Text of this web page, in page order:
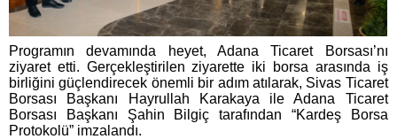
Programın devamında heyet, Adana Ticaret Borsası’nı
ziyaret etti. Gerçekleştirilen ziyarette iki borsa arasında iş
birliğini güçlendirecek önemli bir adım atılarak, Sivas Ticaret
Borsası Başkanı Hayrullah Karakaya ile Adana Ticaret
Borsası Başkanı Şahin Bilgiç tarafından “Kardeş Borsa
Protokolü” imzalandı.